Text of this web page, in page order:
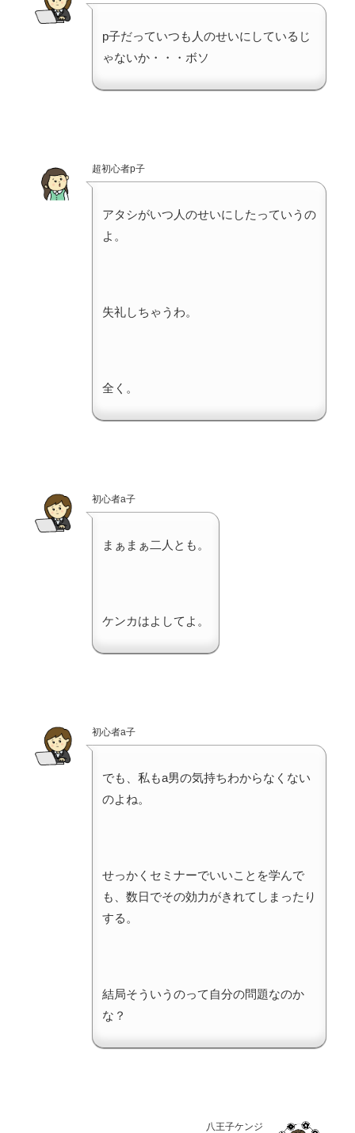
p子だっていつも人のせいにしているじ
ゃないか・・・ボソ
超初心者p子
アタシがいつ人のせいにしたっていうの
よ。
失礼しちゃうわ。
全く。
初心者a子
まぁまぁ二人とも。
ケンカはよしてよ。
初心者a子
でも、私もa男の気持ちわからなくない
のよね。
せっかくセミナーでいいことを学んで
も、数日でその効力がきれてしまったり
する。
結局そういうのって自分の問題なのか
な？
八王子ケンジ